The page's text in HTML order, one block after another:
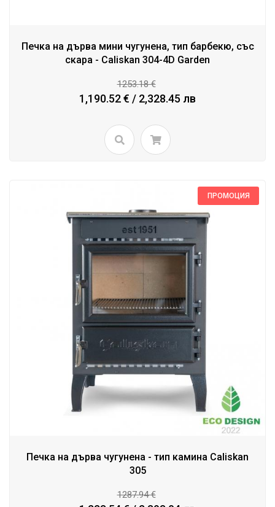
Печка на дърва мини чугунена, тип барбекю, със
скара - Caliskan 304-4D Garden
1253.18 €
1,190.52 € / 2,328.45 лв
ПРОМОЦИЯ
Печка на дърва чугунена - тип камина Caliskan
305
1287.94 €